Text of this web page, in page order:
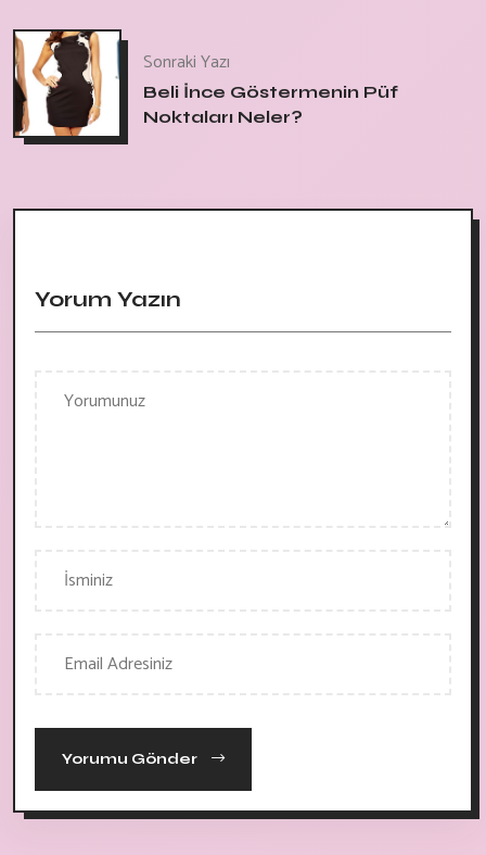
Sonraki Yazı
Beli İnce Göstermenin Püf
Noktaları Neler?
Yorum Yazın
Yorumu Gönder